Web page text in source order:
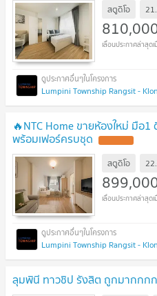
สตูดิโอ
Lumpini Township Rangsit -
🔥NTC Home ขายห้องใหม่ มือ
พร้อมเฟอร์ครบชุด
สตูดิโอ
Lumpini Township Rangsit -
ลุมพินี ทาวชิป รังสิต ถูกมากกก